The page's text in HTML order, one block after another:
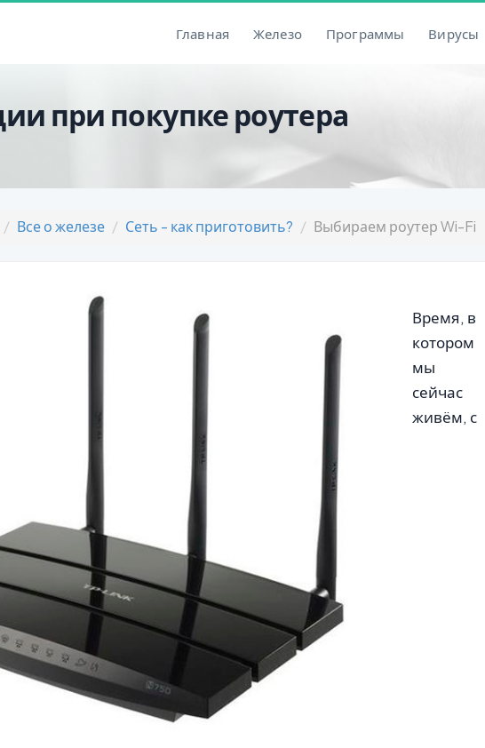
Главная Железо Программы Вирусы
при покупке роутера
Все о железе Сеть - как приготовить? Выбираем роутер Wi-Fi
Время, в
котором
мы
сейчас
живём, с